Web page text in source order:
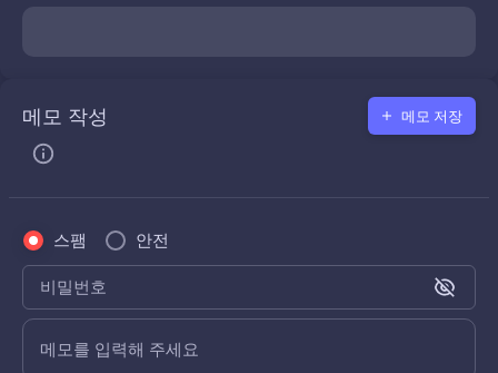
메모 작성 메모 저장
스팸 안전
비밀번호
메모를 입력해 주세요